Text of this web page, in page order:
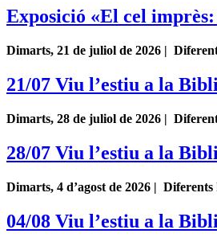
Exposició «El cel
Dimarts, 21 de juliol de 2026 |
21/07 Viu l’estiu a la
Dimarts, 28 de juliol de 2026 |
28/07 Viu l’estiu a la
Dimarts, 4 d’agost de 2026 |
04/08 Viu l’estiu a la